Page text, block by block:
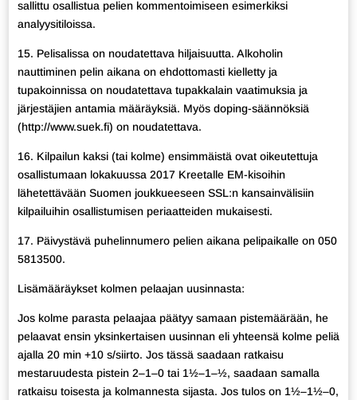
sallittu osallistua pelien kommentoimiseen esimerkiksi
analyysitiloissa.
15. Pelisalissa on noudatettava hiljaisuutta. Alkoholin
nauttiminen pelin aikana on ehdottomasti kielletty ja
tupakoinnissa on noudatettava tupakkalain vaatimuksia ja
järjestäjien antamia määräyksiä. Myös doping-säännöksiä
(http://www.suek.fi) on noudatettava.
16. Kilpailun kaksi (tai kolme) ensimmäistä ovat oikeutettuja
osallistumaan lokakuussa 2017 Kreetalle EM-kisoihin
lähetettävään Suomen joukkueeseen SSL:n kansainvälisiin
kilpailuihin osallistumisen periaatteiden mukaisesti.
17. Päivystävä puhelinnumero pelien aikana pelipaikalle on 050
5813500.
Lisämääräykset kolmen pelaajan uusinnasta:
Jos kolme parasta pelaajaa päätyy samaan pistemäärään, he
pelaavat ensin yksinkertaisen uusinnan eli yhteensä kolme peliä
ajalla 20 min +10 s/siirto. Jos tässä saadaan ratkaisu
mestaruudesta pistein 2–1–0 tai 1½–1–½, saadaan samalla
ratkaisu toisesta ja kolmannesta sijasta. Jos tulos on 1½–1½–0,